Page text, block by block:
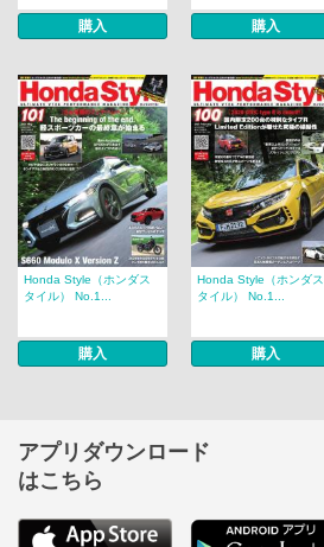
購入 購入
Honda Style（ホンダス
タイル） No.1...
購入
Honda Style（ホンダス
タイル） No.1...
購入
アプリダウンロード
はこちら